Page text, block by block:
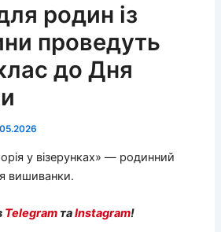
родин із
проведуть
до Дня
у візерунках» — родинний
вишиванки.
Telegram таInstagram!